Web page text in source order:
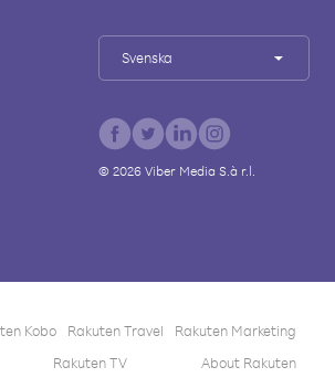
Svenska
© 2026Viber Media S.à r.l.
Kobo Rakuten Travel
Rakuten Marketing
Rakuten TV About Rakuten